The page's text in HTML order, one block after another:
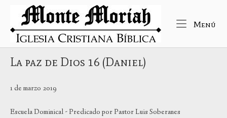
contenido
Inicio
Menú
La paz de Dios 16 (Daniel)
1 de marzo 2019
Escuela Dominical - Predicado por Pastor Luis Soberanes